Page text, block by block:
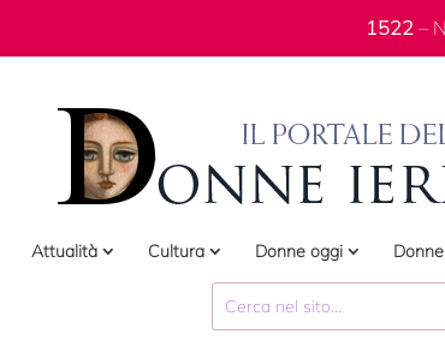
1522 –
Attualità Cultura Donne oggi